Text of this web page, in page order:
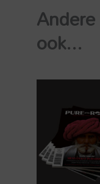
aantal
ook...